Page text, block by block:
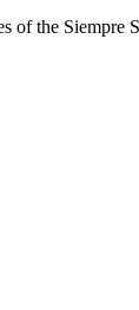
of the Siempre